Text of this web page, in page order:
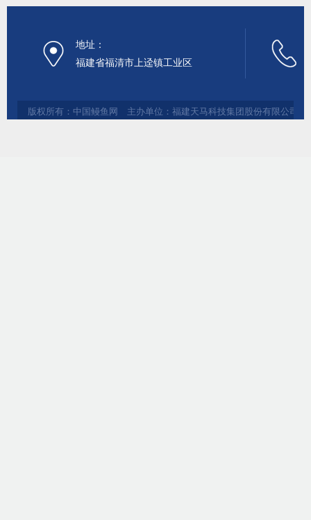
地址：
福建省福清市上迳镇工业区
版权所有：中国鳗鱼网 主办单位：福建天马科技集团股份有限公司